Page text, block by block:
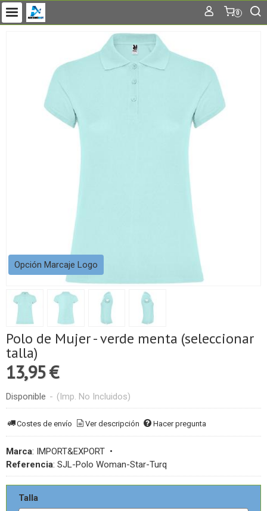
0
Opción Marcaje Logo
Polo de Mujer - verde menta (seleccionar
talla)
13,95 €
Disponible - (Imp. No Incluidos)
Costes de envío Ver descripción Hacer pregunta
Marca: IMPORT&EXPORT •
Referencia: SJL-Polo Woman-Star-Turq
Talla